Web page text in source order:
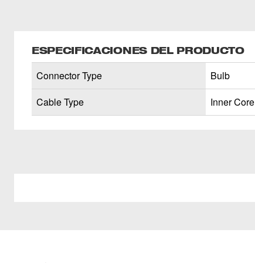
ESPECIFICACIONES DEL PRODUCTO
Connector Type
Bulb
Cable Type
Inner Core